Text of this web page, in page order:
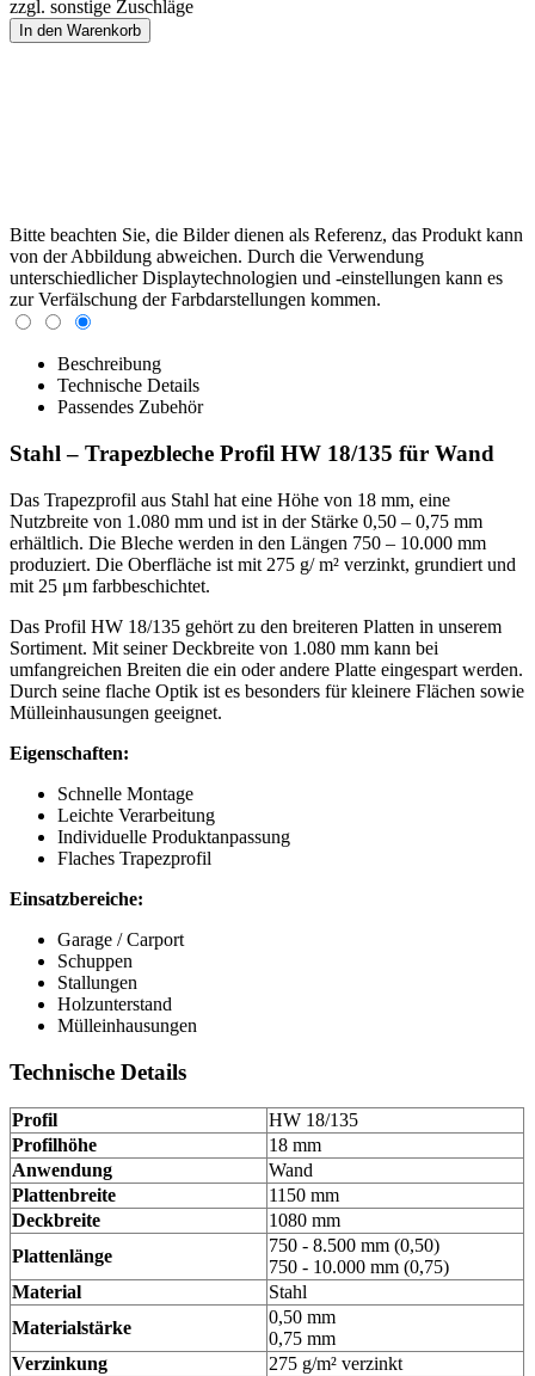
zzgl. sonstige Zuschläge
Bitte beachten Sie, die Bilder dienen als Referenz, das Produkt kann
von der Abbildung abweichen. Durch die Verwendung
unterschiedlicher Displaytechnologien und -einstellungen kann es
zur Verfälschung der Farbdarstellungen kommen.
Beschreibung
Technische Details
Passendes Zubehör
Stahl – Trapezbleche Profil HW 18/135 für Wand
Das Trapezprofil aus Stahl hat eine Höhe von 18 mm, eine
Nutzbreite von 1.080 mm und ist in der Stärke 0,50 – 0,75 mm
erhältlich. Die Bleche werden in den Längen 750 – 10.000 mm
produziert. Die Oberfläche ist mit 275 g/ m² verzinkt, grundiert und
mit 25 μm farbbeschichtet.
Das Profil HW 18/135 gehört zu den breiteren Platten in unserem
Sortiment. Mit seiner Deckbreite von 1.080 mm kann bei
umfangreichen Breiten die ein oder andere Platte eingespart werden.
Durch seine flache Optik ist es besonders für kleinere Flächen sowie
Mülleinhausungen geeignet.
Eigenschaften:
Schnelle Montage
Leichte Verarbeitung
Individuelle Produktanpassung
Flaches Trapezprofil
Einsatzbereiche:
Garage / Carport
Schuppen
Stallungen
Holzunterstand
Mülleinhausungen
Technische Details
Profil
HW 18/135
Profilhöhe
18 mm
Anwendung
Wand
Plattenbreite
1150 mm
Deckbreite
1080 mm
Plattenlänge
750 - 8.500 mm (0,50)
750 - 10.000 mm (0,75)
Material
Stahl
Materialstärke
0,50 mm
0,75 mm
Verzinkung
275 g/m² verzinkt